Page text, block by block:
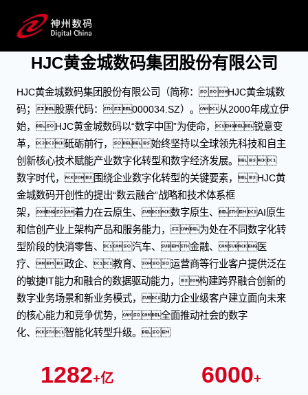
关于HJC黄金城数码
HJC黄金城数码集团股份有限公司
HJC黄金城数码集团股份有限公司（简称：HJC黄金城数
码；股票代码：000034.SZ）。从2000年成立伊
始，HJC黄金城数码以“数字中国”为使命，锐意变
革，砥砺前行，始终坚持以全球领先科技和自主
创新核心技术赋能产业数字化转型和数字经济发展。
数字时代，围绕企业数字化转型的关键要素，HJC黄
金城数码开创性的提出“数云融合”战略和技术体系框
架，着力在云原生、数字原生、AI原生
和信创产业上架构产品和服务能力，为处在不同数字化转
型阶段的快消零售、汽车、金融、医
疗、政企、教育、运营商等行业客户提供泛在
的敏捷IT能力和融合的数据驱动能力，构建跨界融合创新的
数字业务场景和新业务模式，助力企业级客户建立面向未来
的核心能力和竞争优势，全面推动社会的数字
化、智能化转型升级。
1282+亿 6000+